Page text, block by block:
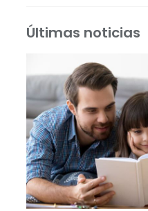
Últimas noticias